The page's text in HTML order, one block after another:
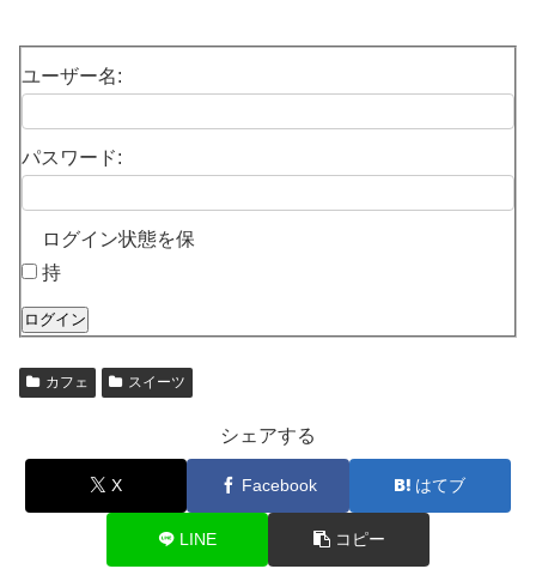
ユーザー名:
パスワード:
ログイン状態を保
持
ログイン
カフェ スイーツ
シェアする
X Facebook はてブ
LINE コピー